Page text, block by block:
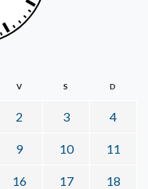
V S D
2 3 4
9 10 11
16 17 18